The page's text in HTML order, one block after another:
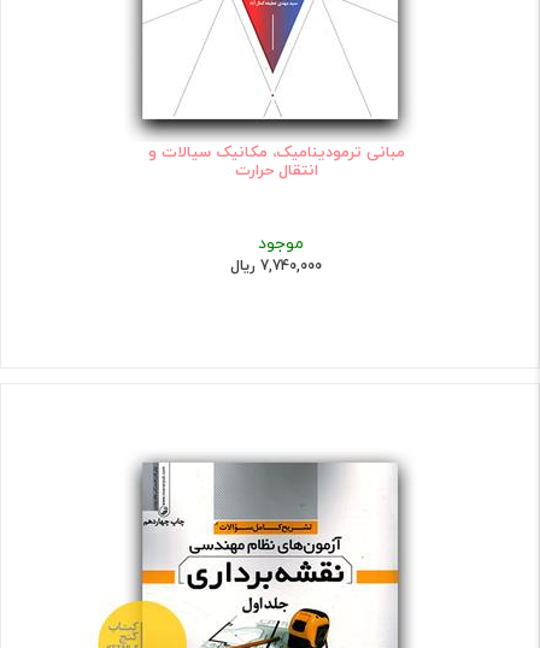
مبانی ترمودینامیک، مکانیک سیالات و
انتقال حرارت
موجود
7,740,000 ریال